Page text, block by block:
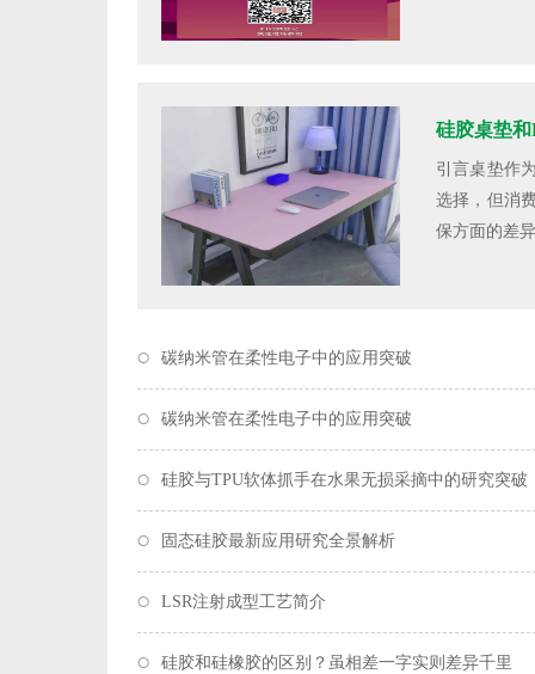
硅胶桌垫
引言桌垫作
选择，但消
保方面的差
碳纳米管在柔性电子中的应用突破
碳纳米管在柔性电子中的应用突破
硅胶与TPU软体抓手在水果无损采摘中的研究突破
固态硅胶最新应用研究全景解析
LSR注射成型工艺简介
硅胶和硅橡胶的区别？虽相差一字实则差异千里